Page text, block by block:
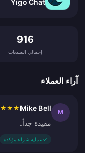
Yigo Chat
916
إجمالي المبيعات
آراء العملاء
M
Mike Bell
★
★
★
مفيدة جداً.
✓عملية شراء مؤكدة